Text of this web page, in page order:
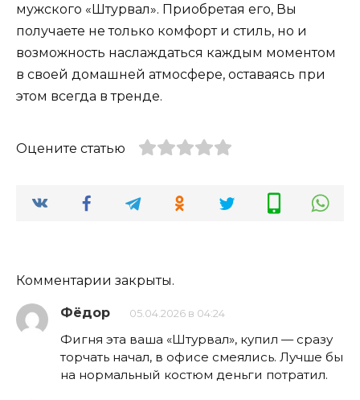
мужского «Штурвал». Приобретая его, Вы
получаете не только комфорт и стиль, но и
возможность наслаждаться каждым моментом
в своей домашней атмосфере, оставаясь при
этом всегда в тренде.
Оцените статью
Комментарии закрыты.
Фёдор 05.04.2026 в 04:24
Фигня эта ваша «Штурвал», купил — сразу
торчать начал, в офисе смеялись. Лучше бы
на нормальный костюм деньги потратил.